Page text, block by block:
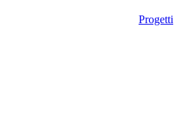
Progetti